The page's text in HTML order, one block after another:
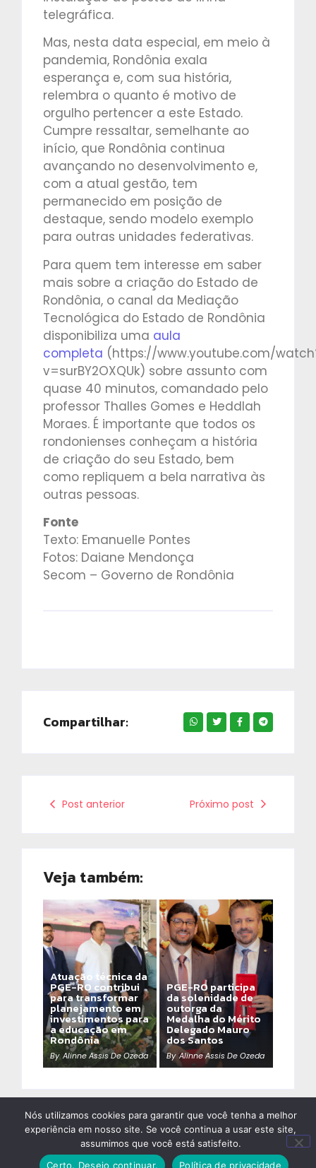
telegráfica.
Mas, nesta data especial, em meio à
pandemia, Rondônia exala
esperança e, com sua história,
relembra o quanto é motivo de
orgulho pertencer a este Estado.
Cumpre ressaltar, semelhante ao
início, que Rondônia continua
avançando no desenvolvimento e,
com a atual gestão, tem
permanecido em posição de
destaque, sendo modelo exemplo
para outras unidades federativas.
Para quem tem interesse em saber
mais sobre a criação do Estado de
Rondônia, o canal da Mediação
Tecnológica do Estado de Rondônia
disponibiliza uma aula
completa (https://www.youtube.com/
v=surBY2OXQUk) sobre assunto com
quase 40 minutos, comandado pelo
professor Thalles Gomes e Heddlah
Moraes. É importante que todos os
rondonienses conheçam a história
de criação do seu Estado, bem
como repliquem a bela narrativa às
outras pessoas.
Fonte
Texto: Emanuelle Pontes
Fotos: Daiane Mendonça
Secom – Governo de Rondônia
Compartilhar:
Post anterior Próximo post
Veja também:
Atuação técnica da
PGE-RO contribui
para transformar
planejamento em
investimentos para
a educação em
Rondônia
By Alinne Assis De Ozeda
PGE-RO participa
da solenidade de
outorga da
Medalha do Mérito
Delegado Mauro
dos Santos
By Alinne Assis De Ozeda
Nós utilizamos cookies para garantir que você tenha a melhor
experiência em nosso site. Se você continua a usar este site,
assumimos que você está satisfeito.
Certo. Desejo continuar.
Política de privacidade